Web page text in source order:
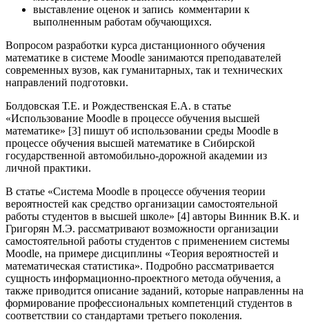
выставление оценок и запись комментарии к
выполненным работам обучающихся.
Вопросом разработки курса дистанционного обучения
математике в системе Moodle занимаются преподавателей
современных вузов, как гуманитарных, так и технических
направлений подготовки.
Болдовская Т.Е. и Рождественская Е.А. в статье
«Использование Moodle в процессе обучения высшей
математике» [3] пишут об использовании среды Moodle в
процессе обучения высшей математике в Сибирской
государственной автомобильно-дорожной академии из
личной практики.
В статье «Система Moodle в процессе обучения теории
вероятностей как средство организации самостоятельной
работы студентов в высшей школе» [4] авторы Винник В.К. и
Григорян М.Э. рассматривают возможности организации
самостоятельной работы студентов с применением системы
Moodle, на примере дисциплины «Теория вероятностей и
математическая статистика». Подробно рассматривается
сущность информационно-проектного метода обучения, а
также приводится описание заданий, которые направленны на
формирование профессиональных компетенций студентов в
соответствии со стандартами третьего поколения.